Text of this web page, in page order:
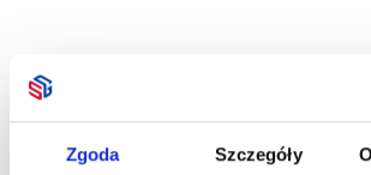
Zgoda Szczegóły